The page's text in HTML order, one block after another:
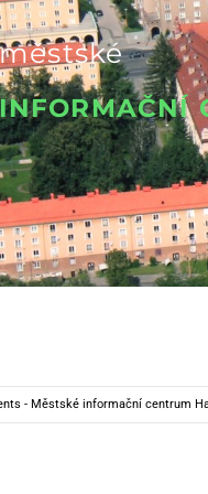
- Městské informační centrum